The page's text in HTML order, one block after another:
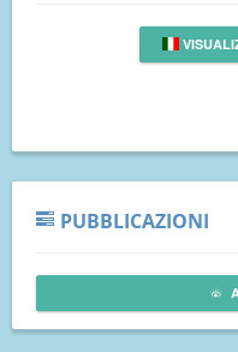
PUBBLICAZIONI